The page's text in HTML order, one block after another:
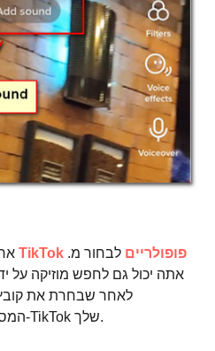
שירי TikTok פופולריים לבחור מ.
אתה יכול גם לחפש מוזיקה על
לאחר שבחרת את
המספריים כדי לחתוך את צליל ה-TikTok שלך.